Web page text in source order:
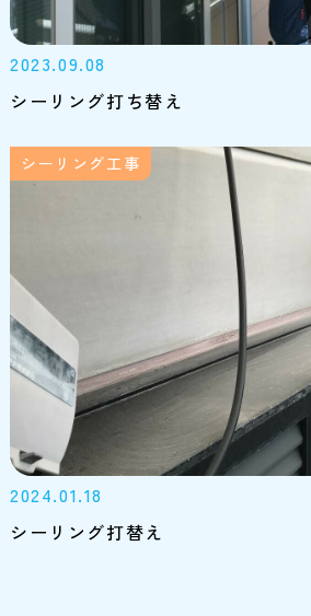
2023.09.08
シーリング打ち替え
2024.01.18
シーリング打替え
シーリング工事